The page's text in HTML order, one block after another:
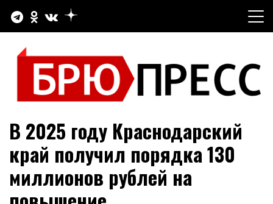
содержимому
БРЮПРЕСС
Официальный сайт газеты "Брюховецкие новости"
В 2025 году Краснодарский
край получил порядка 130
миллионов рублей на